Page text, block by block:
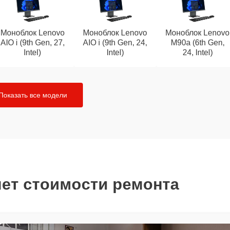
Моноблок Lenovo
AIO i (9th Gen, 27,
Intel)
Моноблок Lenovo
AIO i (9th Gen, 24,
Intel)
Моноблок Lenovo
M90a (6th Gen,
24, Intel)
все модели
стоимости ремонта